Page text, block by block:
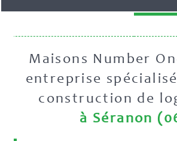
Maisons Number
entreprise
construction de
à Séranon